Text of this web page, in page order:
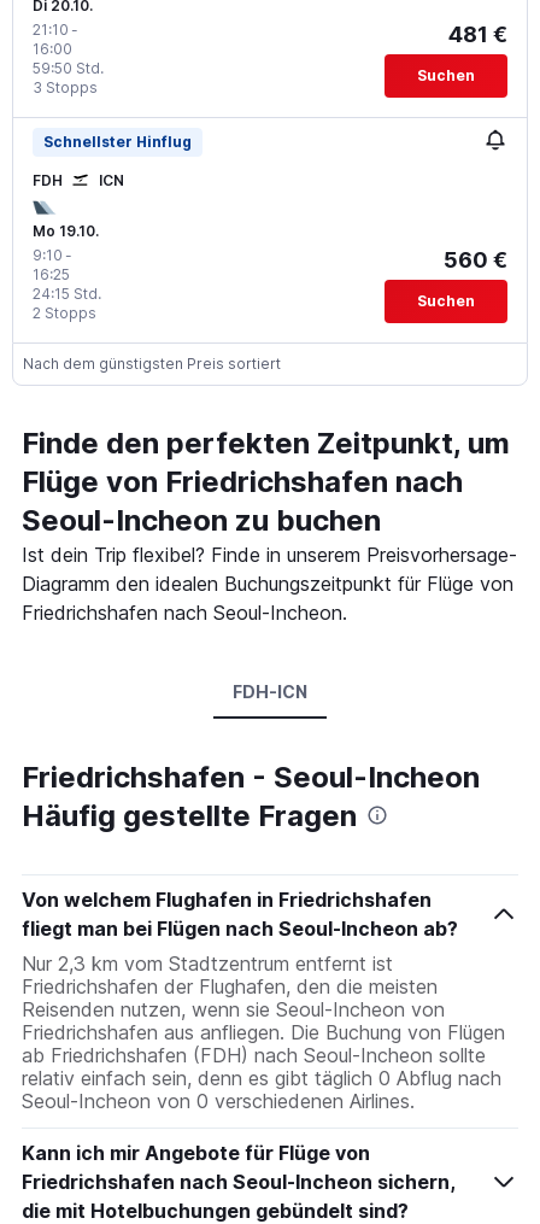
Di 20.10.
21:10 -
16:00
3 Stopps
59:50 Std.
481 €
Suchen
Schnellster Hinflug
FDH ICN
Mo 19.10.
9:10 -
16:25
2 Stopps
24:15 Std.
560 €
Suchen
Nach dem günstigsten Preis sortiert
Finde den perfekten Zeitpunkt, um
Flüge von Friedrichshafen nach
Seoul-Incheon zu buchen
Ist dein Trip flexibel? Finde in unserem Preisvorhersage-
Diagramm den idealen Buchungszeitpunkt für Flüge von
Friedrichshafen nach Seoul-Incheon.
FDH-ICN
Friedrichshafen - Seoul-Incheon
Häufig gestellte Fragen
Von welchem Flughafen in Friedrichshafen
fliegt man bei Flügen nach Seoul-Incheon ab?
Nur 2,3 km vom Stadtzentrum entfernt ist
Friedrichshafen der Flughafen, den die meisten
Reisenden nutzen, wenn sie Seoul-Incheon von
Friedrichshafen aus anfliegen. Die Buchung von Flügen
ab Friedrichshafen (FDH) nach Seoul-Incheon sollte
relativ einfach sein, denn es gibt täglich 0 Abflug nach
Seoul-Incheon von 0 verschiedenen Airlines.
Kann ich mir Angebote für Flüge von
Friedrichshafen nach Seoul-Incheon sichern,
die mit Hotelbuchungen gebündelt sind?